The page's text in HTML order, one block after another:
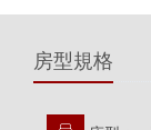
房型規格